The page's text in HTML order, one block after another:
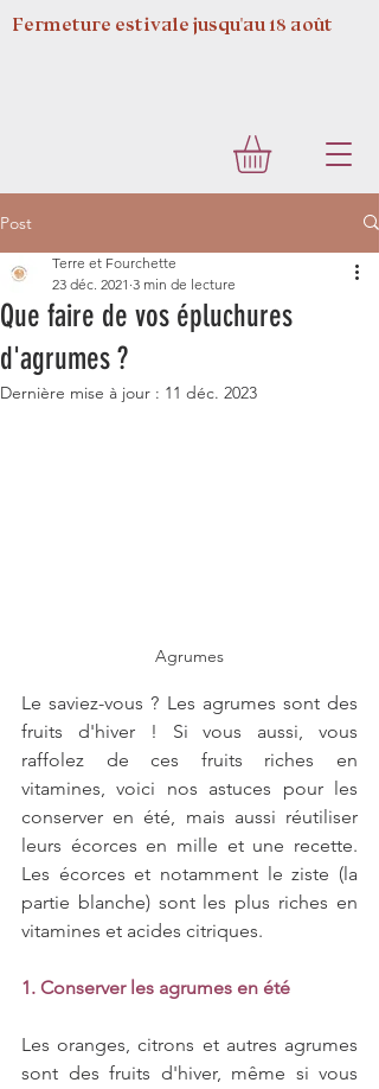
Fermeture estivale jusqu'au 18 août
Post
Que faire de vos épluchures
d'agrumes ?
Terre et Fourchette
23 déc. 2021 3 min de lecture
Dernière mise à jour : 11 déc. 2023
Agrumes
Le saviez-vous ? Les agrumes sont des
fruits d'hiver ! Si vous aussi, vous
raffolez de ces fruits riches en
vitamines, voici nos astuces pour les
conserver en été, mais aussi réutiliser
leurs écorces en mille et une recette.
Les écorces et notamment le ziste (la
partie blanche) sont les plus riches en
vitamines et acides citriques.
1. Conserver les agrumes en été
Les oranges, citrons et autres agrumes
sont des fruits d'hiver, même si vous